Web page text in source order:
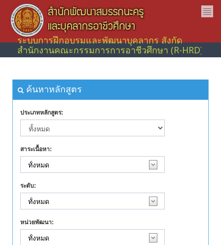
ระบบการฝึกอบรมและพัฒนาบุคลากร สังกัด
สำนักงานคณะกรรมการการอาชีวศึกษา (R-HRD)
ค้นหาหลักสูตร
ประเภทหลักสูตร:
สาระเนื้อหา:
ระดับ:
หน่วยพัฒนา: